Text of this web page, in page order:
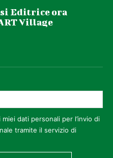
Editrice ora
Village
dati personali per l’invio di
tramite il servizio di